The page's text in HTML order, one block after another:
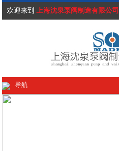
欢迎来到 上海沈泉泵阀制造有限公司
导航